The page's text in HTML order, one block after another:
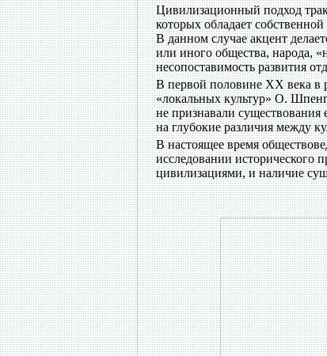
Цивилизационный подход
которых обладает
В данном случае акцент
или иного общества, народа,
несопоставимость развития
В первой половине XX века в
«локальных культур» О.
не признавали существования
на глубокие различия между
В настоящее время
исследовании исторического
цивилизациями, и наличие